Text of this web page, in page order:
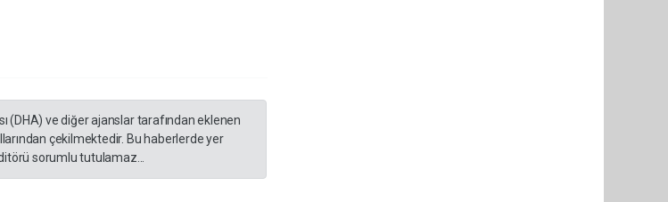
(DHA) ve diğer ajanslar tarafından eklenen
çekilmektedir. Bu haberlerde yer
sorumlu tutulamaz...